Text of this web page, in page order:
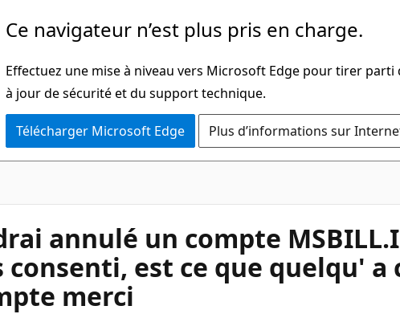
Ce navigateur n’est plus pris en charge.
Effectuez une mise à niveau vers Microsoft Edge pour tirer
à jour de sécurité et du support technique.
Télécharger Microsoft Edge Plus d’informations sur
annulé un compte
consenti, est ce que quelqu'
merci